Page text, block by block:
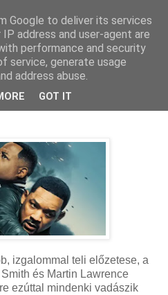
Bad Boys 4
izgalommal teli előzetese, a
és Martin Lawrence
ezúttal mindenki vadászik
Google to deliver its services
address and user-agent are
performance and security
service, generate usage
address abuse.
GOT IT